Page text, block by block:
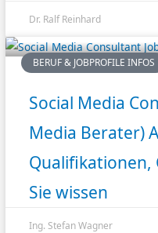
Dr. Ralf Reinhard
BERUF & JOBPROFILE INFOS
Social Media
Media Berater)
Qualifikationen,
Sie wissen
Ing. Stefan Wagner